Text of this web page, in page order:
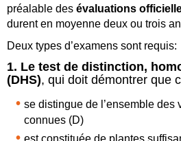
préalable des évaluations
durent en moyenne deux ou trois
Deux types d’examens sont requis:
1. Le test de distinction,
(DHS), qui doit démontrer que
se distingue de l’ensemble des
connues (D)
est constituée de plantes